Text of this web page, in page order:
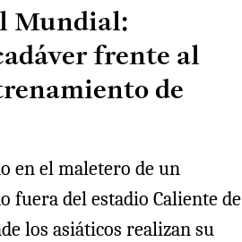
Mundial:
frente al
de
en el maletero de un
fuera del estadio Caliente de
los asiáticos realizan su